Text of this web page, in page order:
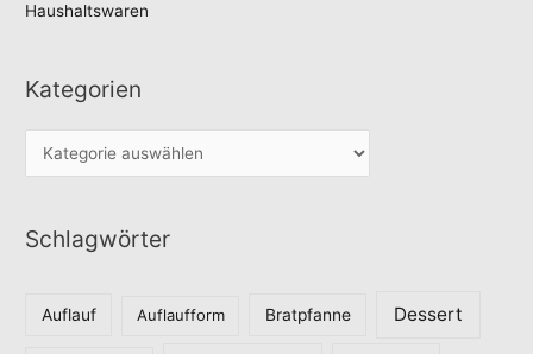
Haushaltswaren
Kategorien
a
e
Schlagwörter
Auflauf Auflaufform Bratpfanne Dessert